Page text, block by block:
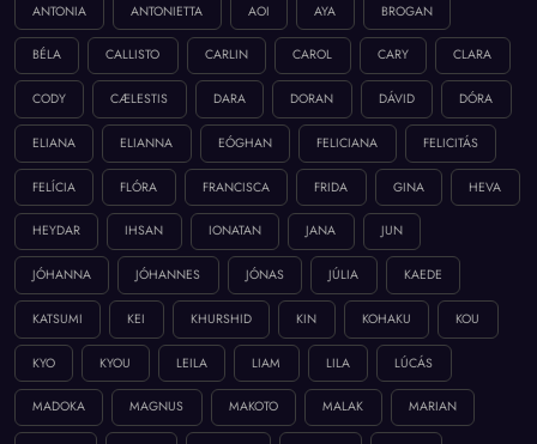
ANTONIA ANTONIETTA AOI AYA BROGAN
BÉLA CALLISTO CARLIN CAROL CARY CLARA
CODY CÆLESTIS DARA DORAN DÁVID DÓRA
ELIANA ELIANNA EÓGHAN FELICIANA FELICITÁS
FELÍCIA FLÓRA FRANCISCA FRIDA GINA HEVA
HEYDAR IHSAN IONATAN JANA JUN
JÓHANNA JÓHANNES JÓNAS JÚLIA KAEDE
KATSUMI KEI KHURSHID KIN KOHAKU KOU
KYO KYOU LEILA LIAM LILA LÚCÁS
MADOKA MAGNUS MAKOTO MALAK MARIAN